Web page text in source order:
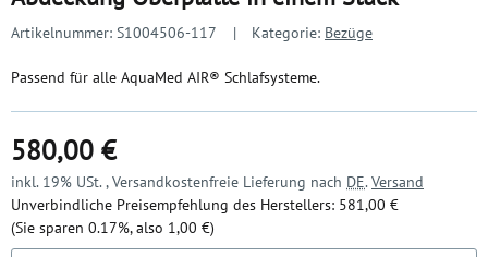
Artikelnummer: S1004506-117 Kategorie: Bezüge
Passend für alle AquaMed AIR® Schlafsysteme.
580,00 €
inkl. 19% USt. , Versandkostenfreie Lieferung nach DE.Versand
Unverbindliche Preisempfehlung des Herstellers: 581,00 €
(Sie sparen 0.17%, also 1,00 €)